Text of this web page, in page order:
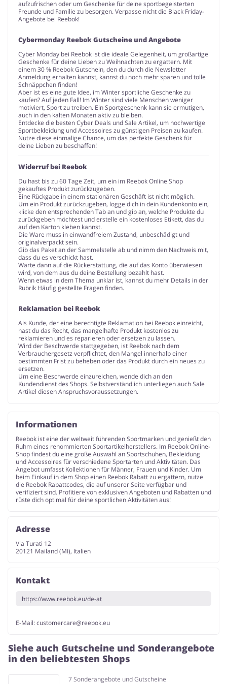
aufzufrischen oder um Geschenke für deine sportbegeisterten
Freunde und Familie zu besorgen. Verpasse nicht die Black Friday-
Angebote bei Reebok!
Cybermonday Reebok Gutscheine und Angebote
Cyber Monday bei Reebok ist die ideale Gelegenheit, um großartige
Geschenke für deine Lieben zu Weihnachten zu ergattern. Mit
einem 30 % Reebok Gutschein, den du durch die Newsletter
Anmeldung erhalten kannst, kannst du noch mehr sparen und tolle
Schnäppchen finden!
Aber ist es eine gute Idee, im Winter sportliche Geschenke zu
kaufen? Auf jeden Fall! Im Winter sind viele Menschen weniger
motiviert, Sport zu treiben. Ein Sportgeschenk kann sie ermutigen,
auch in den kalten Monaten aktiv zu bleiben.
Entdecke die besten Cyber Deals und Sale Artikel, um hochwertige
Sportbekleidung und Accessoires zu günstigen Preisen zu kaufen.
Nutze diese einmalige Chance, um das perfekte Geschenk für
deine Lieben zu beschaffen!
Widerruf bei Reebok
Du hast bis zu 60 Tage Zeit, um ein im Reebok Online Shop
gekauftes Produkt zurückzugeben.
Eine Rückgabe in einem stationären Geschäft ist nicht möglich.
Um ein Produkt zurückzugeben, logge dich in dein Kundenkonto ein,
klicke den entsprechenden Tab an und gib an, welche Produkte du
zurückgeben möchtest und erstelle ein kostenloses Etikett, das du
auf den Karton kleben kannst.
Die Ware muss in einwandfreiem Zustand, unbeschädigt und
originalverpackt sein.
Gib das Paket an der Sammelstelle ab und nimm den Nachweis mit,
dass du es verschickt hast.
Warte dann auf die Rückerstattung, die auf das Konto überwiesen
wird, von dem aus du deine Bestellung bezahlt hast.
Wenn etwas in dem Thema unklar ist, kannst du mehr Details in der
Rubrik Häufig gestellte Fragen finden.
Reklamation bei Reebok
Als Kunde, der eine berechtigte Reklamation bei Reebok einreicht,
hast du das Recht, das mangelhafte Produkt kostenlos zu
reklamieren und es reparieren oder ersetzen zu lassen.
Wird der Beschwerde stattgegeben, ist Reebok nach dem
Verbrauchergesetz verpflichtet, den Mangel innerhalb einer
bestimmten Frist zu beheben oder das Produkt durch ein neues zu
ersetzen.
Um eine Beschwerde einzureichen, wende dich an den
Kundendienst des Shops. Selbstverständlich unterliegen auch Sale
Artikel diesen Anspruchsvoraussetzungen.
Informationen
Reebok ist eine der weltweit führenden Sportmarken und genießt den
Ruhm eines renommierten Sportartikelherstellers. Im Reebok Online-
Shop findest du eine große Auswahl an Sportschuhen, Bekleidung
und Accessoires für verschiedene Sportarten und Aktivitäten. Das
Angebot umfasst Kollektionen für Männer, Frauen und Kinder. Um
beim Einkauf in dem Shop einen Reebok Rabatt zu ergattern, nutze
die Reebok Rabattcodes, die auf unserer Seite verfügbar und
verifiziert sind. Profitiere von exklusiven Angeboten und Rabatten und
rüste dich optimal für deine sportlichen Aktivitäten aus!
Adresse
Via Turati 12
20121 Mailand (MI), Italien
Kontakt
https://www.reebok.eu/de-at
E-Mail:customercare@reebok.eu
Siehe auch Gutscheine und Sonderangebote
in den beliebtesten Shops
7 Sonderangebote und Gutscheine